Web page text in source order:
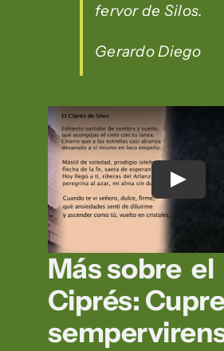
fervor de Silos.
Gerardo Diego
Más sobre el
Ciprés: